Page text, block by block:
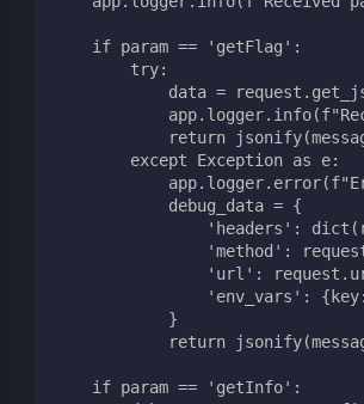
if param == 'getFlag':
try:
data =
return
except Exception as e:
app.logger.error(f"Error
debug_data = {
'headers':
'method':
'url':
'env_vars': {key: value
}
return
if param == 'getInfo':